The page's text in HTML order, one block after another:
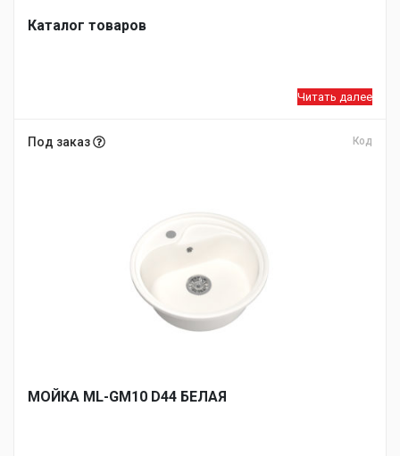
Каталог товаров
Читать далее
Под заказ Код
МОЙКA ML-GM10 D44 БЕЛАЯ